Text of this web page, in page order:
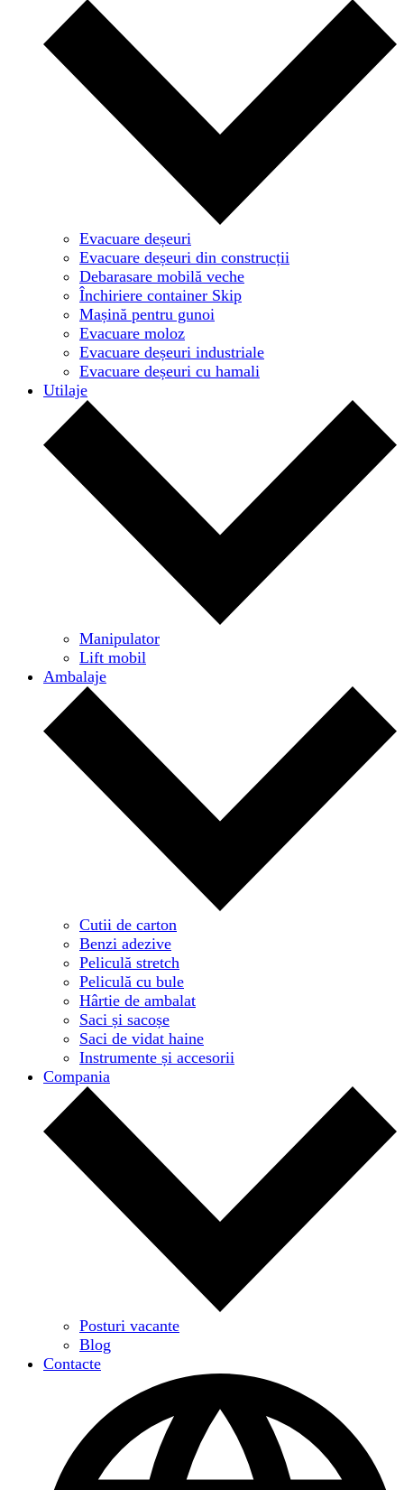
Evacuare deșeuri
Evacuare deșeuri din construcții
Debarasare mobilă veche
Închiriere container Skip
Mașină pentru gunoi
Evacuare moloz
Evacuare deșeuri industriale
Evacuare deșeuri cu hamali
Utilaje
Manipulator
Lift mobil
Ambalaje
Cutii de carton
Benzi adezive
Peliculă stretch
Peliculă cu bule
Hârtie de ambalat
Saci și sacoșe
Saci de vidat haine
Instrumente și accesorii
Compania
Posturi vacante
Blog
Contacte